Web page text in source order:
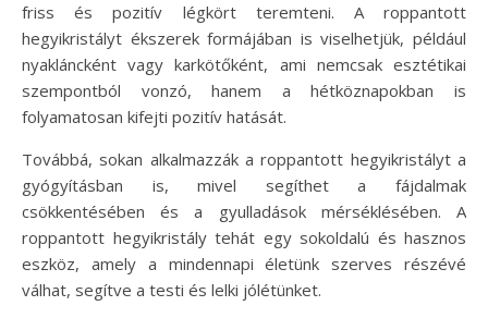
friss és pozitív légkört teremteni. A roppantott
hegyikristályt ékszerek formájában is viselhetjük, például
nyakláncként vagy karkötőként, ami nemcsak esztétikai
szempontból vonzó, hanem a hétköznapokban is
folyamatosan kifejti pozitív hatását.
Továbbá, sokan alkalmazzák a roppantott hegyikristályt a
gyógyításban is, mivel segíthet a fájdalmak
csökkentésében és a gyulladások mérséklésében. A
roppantott hegyikristály tehát egy sokoldalú és hasznos
eszköz, amely a mindennapi életünk szerves részévé
válhat, segítve a testi és lelki jólétünket.